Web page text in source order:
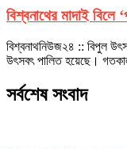
বিশ্বনাথের মাদাই বিলে
বিশ্বনাথনিউজ২৪ :: বিপুল
উৎসবৎ পালিত হয়েছে। গতকাল
সর্বশেষ সংবাদ